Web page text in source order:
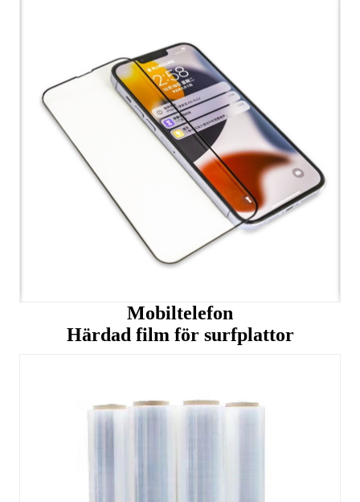
Mobiltelefon
Härdad film för surfplattor